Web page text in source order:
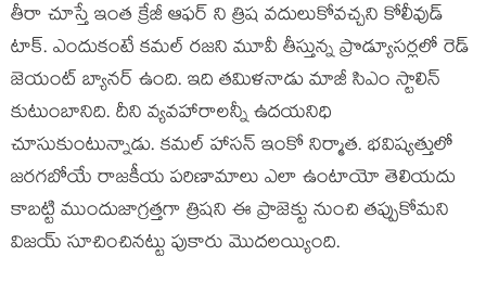
తీరా చూస్తే ఇంత క్రేజీ ఆఫర్ ని త్రిష వదులుకోవచ్చని కోలీవుడ్
టాక్. ఎందుకంటే కమల్ రజని మూవీ తీస్తున్న ప్రొడ్యూసర్లలో రెడ్
జెయంట్ బ్యానర్ ఉంది. ఇది తమిళనాడు మాజీ సిఎం స్టాలిన్
కుటుంబానిది. దీని వ్యవహారాలన్నీ ఉదయనిధి
చూసుకుంటున్నాడు. కమల్ హాసన్ ఇంకో నిర్మాత. భవిష్యత్తులో
జరగబోయే రాజకీయ పరిణామాలు ఎలా ఉంటాయో తెలియదు
కాబట్టి ముందుజాగ్రత్తగా త్రిషని ఈ ప్రాజెక్టు నుంచి తప్పుకోమని
విజయ్ సూచించినట్టు పుకారు మొదలయ్యింది.